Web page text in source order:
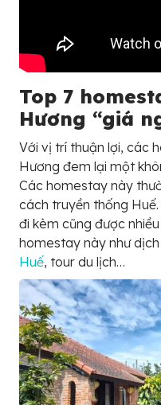
Top 7
Hương “giá
Với vị trí thuận lợi, các
Hương đem lại một
Các homestay này
cách truyền thống
đi kèm cũng được
homestay này như
Huế, tour du lịch…